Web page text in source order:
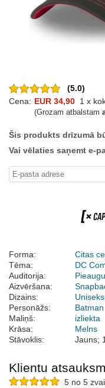
(5.0)
Cena: EUR 34,90 1 x
(Grozam atbalstam
Šis produkts drīzumā
Vai vēlaties saņemt e-
Forma:
Citas
Tēma:
DC
Auditorija:
Aizvēršana:
Dizains:
Personāžs:
Batman
Maliņš:
izliekta
Krāsa:
Melns
Stāvoklis:
Jauns;
Klientu
5 no 5